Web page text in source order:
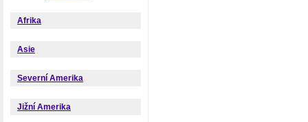
Afrika
Asie
Severní Amerika
Jižní Amerika